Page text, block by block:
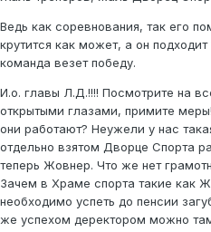
Ведь как соревнования, так его
крутится как может, а он
команда везет победу.
И.о. главы Л.Д.!!!! Посмотрите на
открытыми глазами, примите
они работают? Неужели у нас
отдельно взятом Дворце Спорта
теперь Жовнер. Что же нет
Зачем в Храме спорта такие как
необходимо успеть до пенсии
же успехом деректором можно